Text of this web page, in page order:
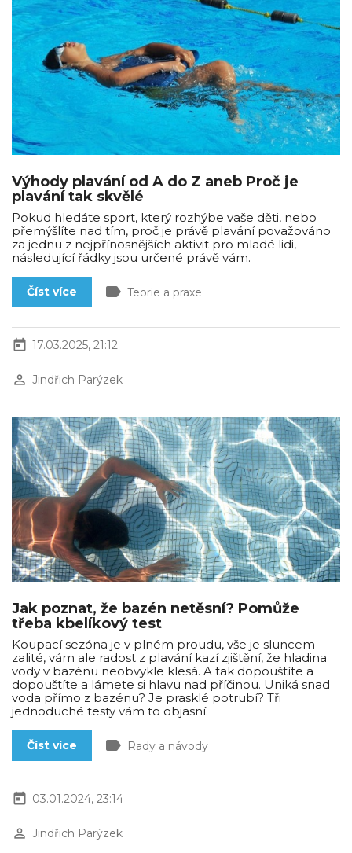
Výhody plavání od A do Z aneb Proč je
plavání tak skvělé
Pokud hledáte sport, který rozhýbe vaše děti, nebo
přemýšlíte nad tím, proč je právě plavání považováno
za jednu z nejpřínosnějších aktivit pro mladé lidi,
následující řádky jsou určené právě vám.
Číst více label Teorie a praxe
today 17.03.2025, 21:12
perm_identity Jindřich Parýzek
Jak poznat, že bazén netěsní? Pomůže
třeba kbelíkový test
Koupací sezóna je v plném proudu, vše je sluncem
zalité, vám ale radost z plavání kazí zjištění, že hladina
vody v bazénu neobvykle klesá. A tak dopouštíte a
dopouštíte a lámete si hlavu nad příčinou. Uniká snad
voda přímo z bazénu? Je prasklé potrubí? Tři
jednoduché testy vám to objasní.
Číst více label Rady a návody
today 03.01.2024, 23:14
perm_identity Jindřich Parýzek